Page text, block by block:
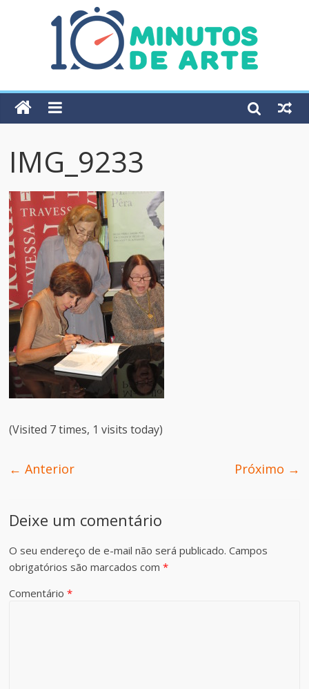
IMG_9233
(Visited 7 times, 1 visits today)
← Anterior Próximo →
Deixe um comentário
O seu endereço de e-mail não será publicado. Campos
obrigatórios são marcados com*
Comentário*